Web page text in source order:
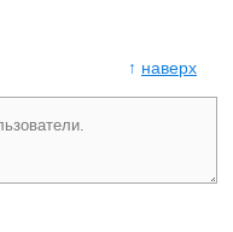
↑ наверх